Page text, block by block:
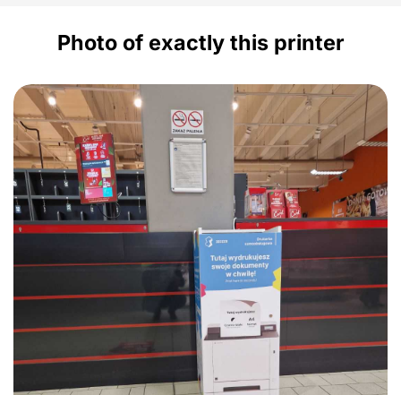
Photo of exactly this printer